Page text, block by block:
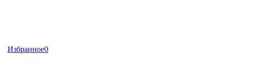
Избранное0